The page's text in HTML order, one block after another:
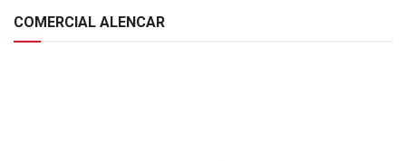
COMERCIAL ALENCAR